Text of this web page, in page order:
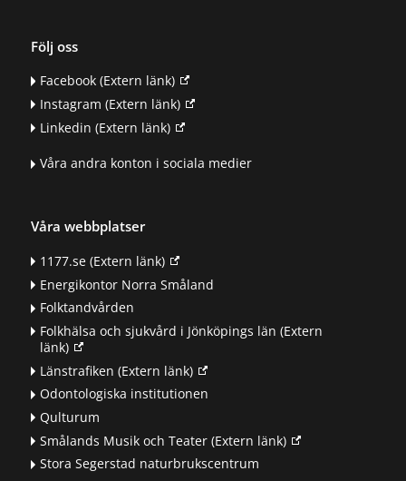
Följ oss
Facebook(Extern länk)
Instagram (Extern länk)
Linkedin (Extern länk)
Våra andra konton i sociala medier
Våra webbplatser
1177.se(Extern länk)
Energikontor Norra Småland
Folktandvården
Folkhälsa och sjukvård i Jönköpings län (Extern
länk)
Länstrafiken (Extern länk)
Odontologiska institutionen
Qulturum
Smålands Musik och Teater(Extern länk)
Stora Segerstad naturbrukscentrum